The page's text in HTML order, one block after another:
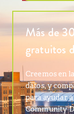
Más de
gratuitos
Creemos en
datos, y
para ayudar
Community